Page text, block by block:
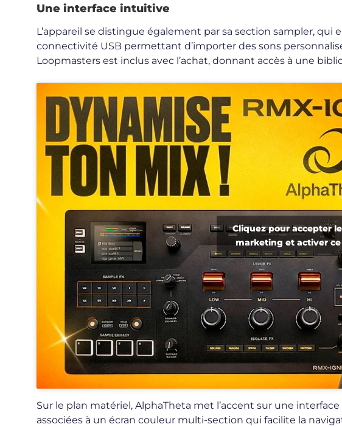
Une interface intuitive
L’appareil se distingue également par sa section sampler,
connectivité USB permettant d’importer des sons
Loopmasters est inclus avec l’achat, donnant accès à une
Cliquez pour accepter
marketing et activer
Sur le plan matériel, AlphaTheta met l’accent sur une
associées à un écran couleur multi-section qui facilite la